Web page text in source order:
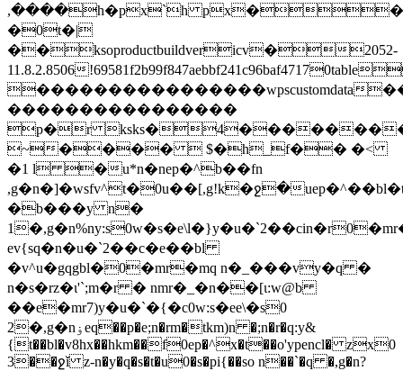
,����h�px`h
�0t�|
��ksoproductbuildvericv�2052-
11.8.2.8506
����������������wpscustomdata
����������������
p�r
~����  $�h_f�� �<
�1 l �u*n�nep�^b��fn
,g�n�]�wsfv^t�0u��[,g!k�ջ�
�b���y n�
1�,g�n%n
ev{sq�n�u�`2��c�e��bl
�v^u�gqgbl�0�mr�mq n�_���vy�q �
n�s�rz�ɩ'`;m�r � nmr�_�n��[ɩ:w@b
��e�mr7)y�u�`�{�c0w:s�ee\�s0
2�,g�nۏeq��p�e;n�rm�tkm)n �;n�r�q:y&
{t��bl�v8hx��hkm��f0ep�^x�t��o'ypencl� zx0
3��ջǐ z-n�y�q�s�t�u0�s�pi{��so n��`�q �,g�n?